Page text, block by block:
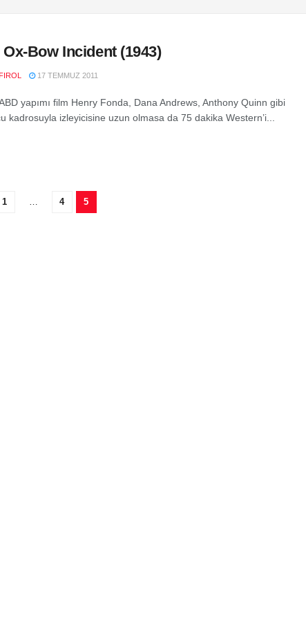
Ox-Bow Incident (1943)
17 TEMMUZ 2011
yapımı film Henry Fonda, Dana Andrews, Anthony Quinn gibi
kadrosuyla izleyicisine uzun olmasa da 75 dakika Western’i...
1 4 5